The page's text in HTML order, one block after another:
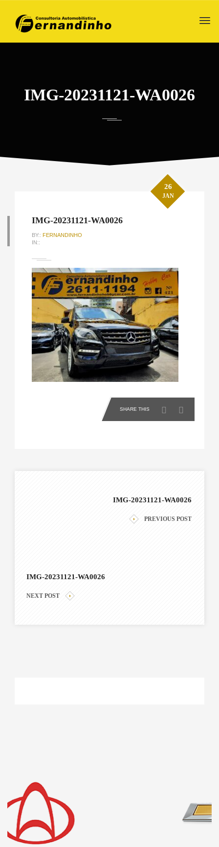
IMG-20231121-WA0026
IMG-20231121-WA0026
BY:: FERNANDINHO
IN::
26
JAN
SHARE THIS
IMG-20231121-WA0026
PREVIOUS POST
IMG-20231121-WA0026
NEXT POST